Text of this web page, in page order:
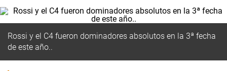
Rossi y el C4 fueron dominadores absolutos en la 3ª fecha
de este año..